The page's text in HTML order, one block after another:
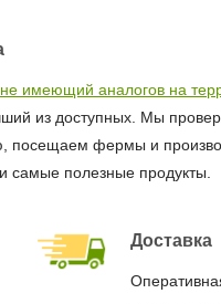
не имеющий аналогов на
из доступных. Мы
посещаем фермы и
самые полезные продукты.
Доставка